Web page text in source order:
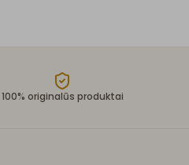
100% originalūs produktai